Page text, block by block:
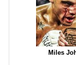
Miles